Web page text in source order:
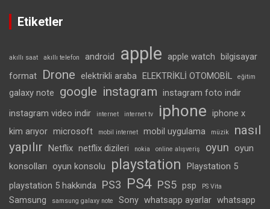
Etiketler
akıllı saat akıllı telefon android apple apple watch bilgisayar
format
Drone elektrikli araba ELEKTRİKLİ OTOMOBİL eğitim
galaxy note google instagram instagram foto indir
instagram video indir
internet internet tv iphone iphone x
kim arıyor microsoft mobil internet mobil uygulama müzik
nasıl
yapılır Netflix netflix dizileri nokia online alışveriş oyun
oyun
konsolları
oyun konsolu playstation
Playstation 5
playstation 5 hakkında PS3 PS4 PS5 psp PS Vita
Samsung samsung galaxy note Sony whatsapp ayarlar whatsapp